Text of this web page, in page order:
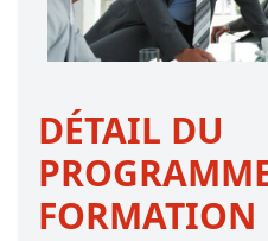
DÉTAIL DU
FORMATION